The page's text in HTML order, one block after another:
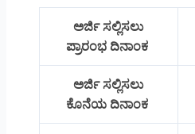
ಅರ್ಜಿ ಸಲ್ಲಿಸಲು
ಪ್ರಾರಂಭ ದಿನಾಂಕ
ಅರ್ಜಿ ಸಲ್ಲಿಸಲು
ಕೊನೆಯ ದಿನಾಂಕ